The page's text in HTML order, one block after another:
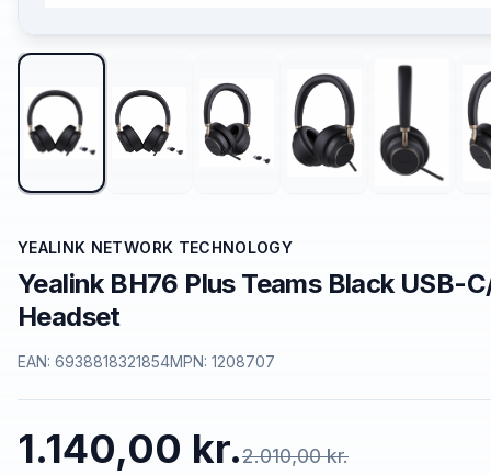
YEALINK NETWORK TECHNOLOGY
Yealink BH76 Plus Teams Black USB-
Headset
EAN: 6938818321854MPN: 1208707
1.140,00 kr.2.010,00 kr.